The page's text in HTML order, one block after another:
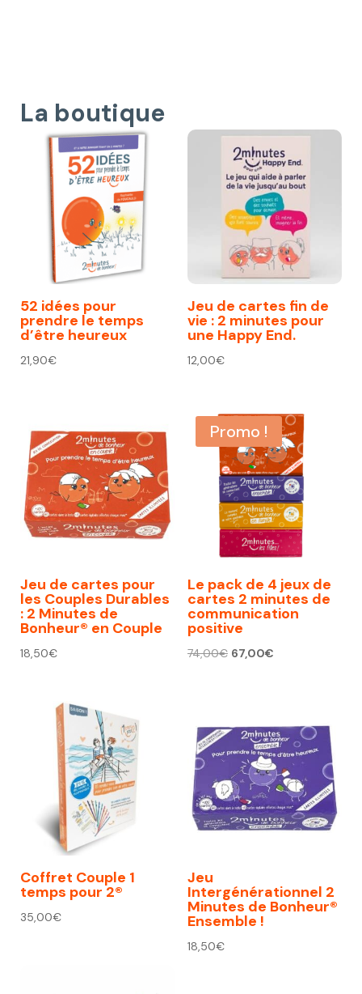
La boutique
52 idées pour
prendre le temps
d’être heureux
21,90€
Jeu de cartes fin de
vie : 2 minutes pour
une Happy End.
12,00€
Jeu de cartes pour
les Couples Durables
: 2 Minutes de
Bonheur® en Couple
18,50€
Promo !
Le pack de 4 jeux de
cartes 2 minutes de
communication
positive
74,00€ Le
74,00€.
67,00€Le
67,00€.
Coffret Couple 1
temps pour 2®
35,00€
Jeu
Intergénérationnel 2
Minutes de Bonheur®
Ensemble !
18,50€